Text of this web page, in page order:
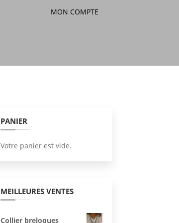
MON COMPTE
PANIER
Votre panier est vide.
MEILLEURES VENTES
Collier breloques